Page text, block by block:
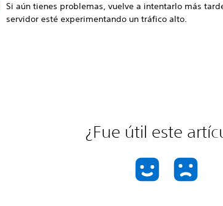
Si aún tienes problemas, vuelve a intentarlo más
servidor esté experimentando un tráfico alto.
¿Fue útil este